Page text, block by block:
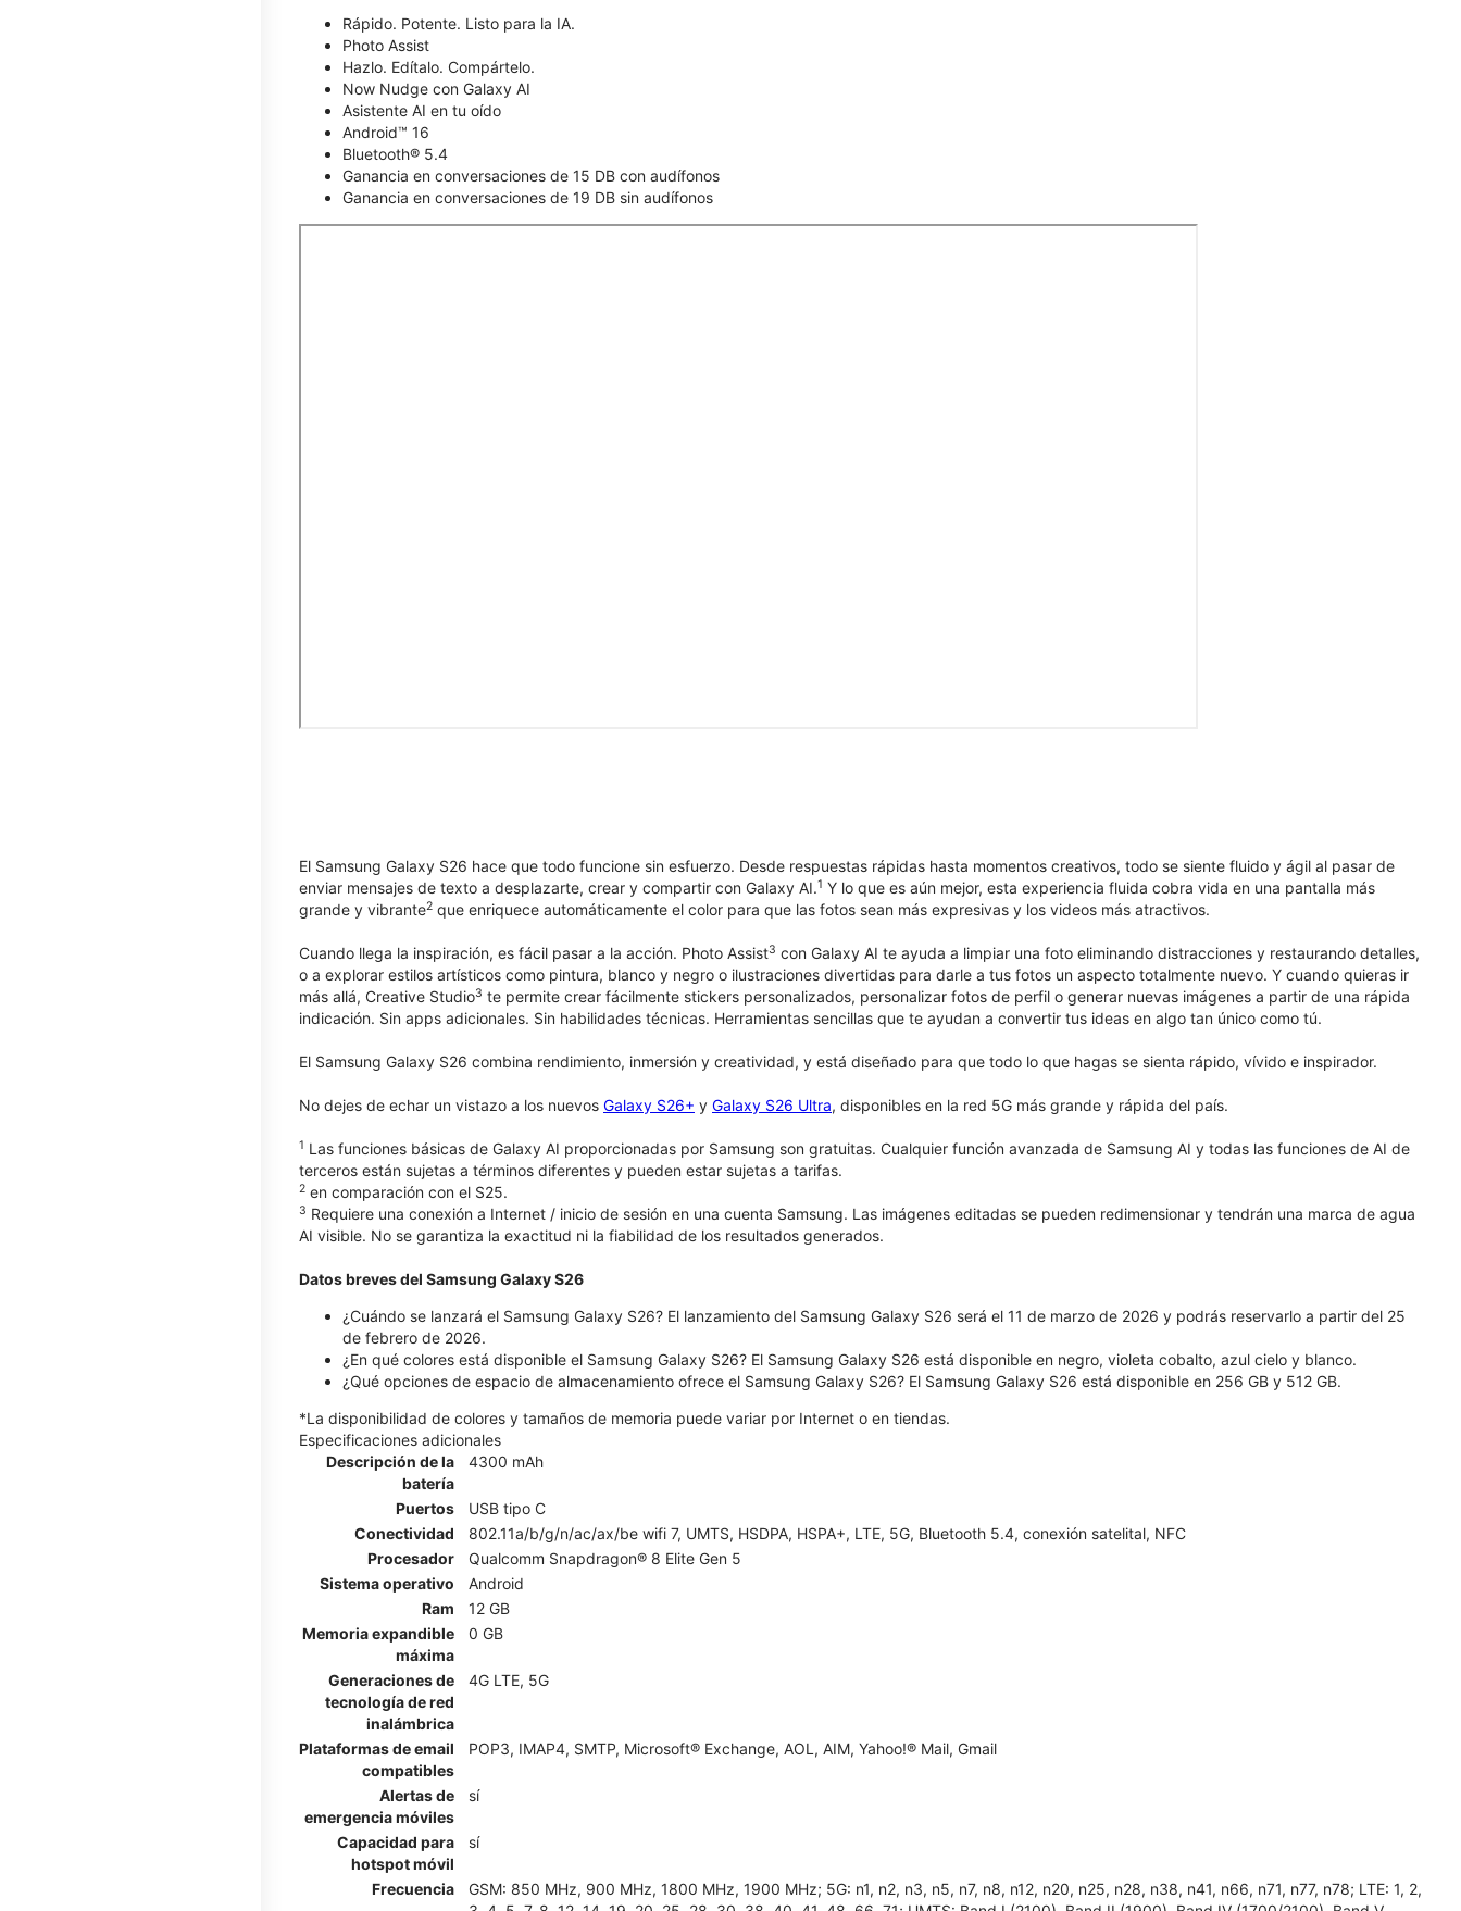
Rápido. Potente. Listo para la IA.
Photo Assist
Hazlo. Edítalo. Compártelo.
Now Nudge con Galaxy AI
Asistente AI en tu oído
Android™ 16
Bluetooth® 5.4
Ganancia en conversaciones de 15 DB con audífonos
Ganancia en conversaciones de 19 DB sin audífonos
El Samsung Galaxy S26 hace que todo funcione sin esfuerzo. Desde respuestas rápidas hasta momentos creativos, todo se siente fluido y ágil al pasar de
enviar mensajes de texto a desplazarte, crear y compartir con Galaxy AI.1 Y lo que es aún mejor, esta experiencia fluida cobra vida en una pantalla más
grande y vibrante2 que enriquece automáticamente el color para que las fotos sean más expresivas y los videos más atractivos.
Cuando llega la inspiración, es fácil pasar a la acción. Photo Assist3 con Galaxy AI te ayuda a limpiar una foto eliminando distracciones y restaurando detalles,
o a explorar estilos artísticos como pintura, blanco y negro o ilustraciones divertidas para darle a tus fotos un aspecto totalmente nuevo. Y cuando quieras ir
más allá, Creative Studio3 te permite crear fácilmente stickers personalizados, personalizar fotos de perfil o generar nuevas imágenes a partir de una rápida
indicación. Sin apps adicionales. Sin habilidades técnicas. Herramientas sencillas que te ayudan a convertir tus ideas en algo tan único como tú.
El Samsung Galaxy S26 combina rendimiento, inmersión y creatividad, y está diseñado para que todo lo que hagas se sienta rápido, vívido e inspirador.
No dejes de echar un vistazo a los nuevos Galaxy S26+ y Galaxy S26 Ultra, disponibles en la red 5G más grande y rápida del país.
1 Las funciones básicas de Galaxy AI proporcionadas por Samsung son gratuitas. Cualquier función avanzada de Samsung AI y todas las funciones de AI de
terceros están sujetas a términos diferentes y pueden estar sujetas a tarifas.
2 en comparación con el S25.
3 Requiere una conexión a Internet / inicio de sesión en una cuenta Samsung. Las imágenes editadas se pueden redimensionar y tendrán una marca de agua
AI visible. No se garantiza la exactitud ni la fiabilidad de los resultados generados.
Datos breves del Samsung Galaxy S26
¿Cuándo se lanzará el Samsung Galaxy S26? El lanzamiento del Samsung Galaxy S26 será el 11 de marzo de 2026 y podrás reservarlo a partir del 25
de febrero de 2026.
¿En qué colores está disponible el Samsung Galaxy S26? El Samsung Galaxy S26 está disponible en negro, violeta cobalto, azul cielo y blanco.
¿Qué opciones de espacio de almacenamiento ofrece el Samsung Galaxy S26? El Samsung Galaxy S26 está disponible en 256 GB y 512 GB.
*La disponibilidad de colores y tamaños de memoria puede variar por Internet o en tiendas.
Especificaciones adicionales
Descripción de la
batería
4300 mAh
Puertos
USB tipo C
Conectividad
802.11a/b/g/n/ac/ax/be wifi 7, UMTS, HSDPA, HSPA+, LTE, 5G, Bluetooth 5.4, conexión satelital, NFC
Procesador
Qualcomm Snapdragon® 8 Elite Gen 5
Sistema operativo
Android
Ram
12 GB
Memoria expandible
máxima
0 GB
Generaciones de
tecnología de red
inalámbrica
4G LTE, 5G
Plataformas de email
compatibles
POP3, IMAP4, SMTP, Microsoft® Exchange, AOL, AIM, Yahoo!® Mail, Gmail
Alertas de
emergencia móviles
sí
Capacidad para
hotspot móvil
sí
Frecuencia
GSM: 850 MHz, 900 MHz, 1800 MHz, 1900 MHz; 5G: n1, n2, n3, n5, n7, n8, n12, n20, n25, n28, n38, n41, n66, n71, n77, n78; LTE: 1, 2,